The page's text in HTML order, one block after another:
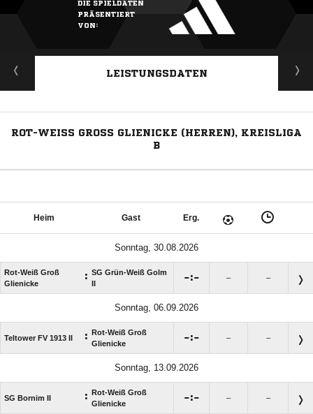
DIE SPIELDATEN
PRÄSENTIERT
VON:
LEISTUNGSDATEN
ROT-WEISS GROSS GLIENICKE (HERREN), KREISLIGA B
Heim Gast Erg.
Sonntag, 30.08.2026
Rot-Weiß Groß
Glienicke
: SG Grün-Weiß Golm
: – –
Sonntag, 06.09.2026
Teltower FV 1913 II :
Rot-Weiß Groß
Glienicke
: – –
Sonntag, 13.09.2026
SG Bornim II :
Rot-Weiß Groß
Glienicke
: – –